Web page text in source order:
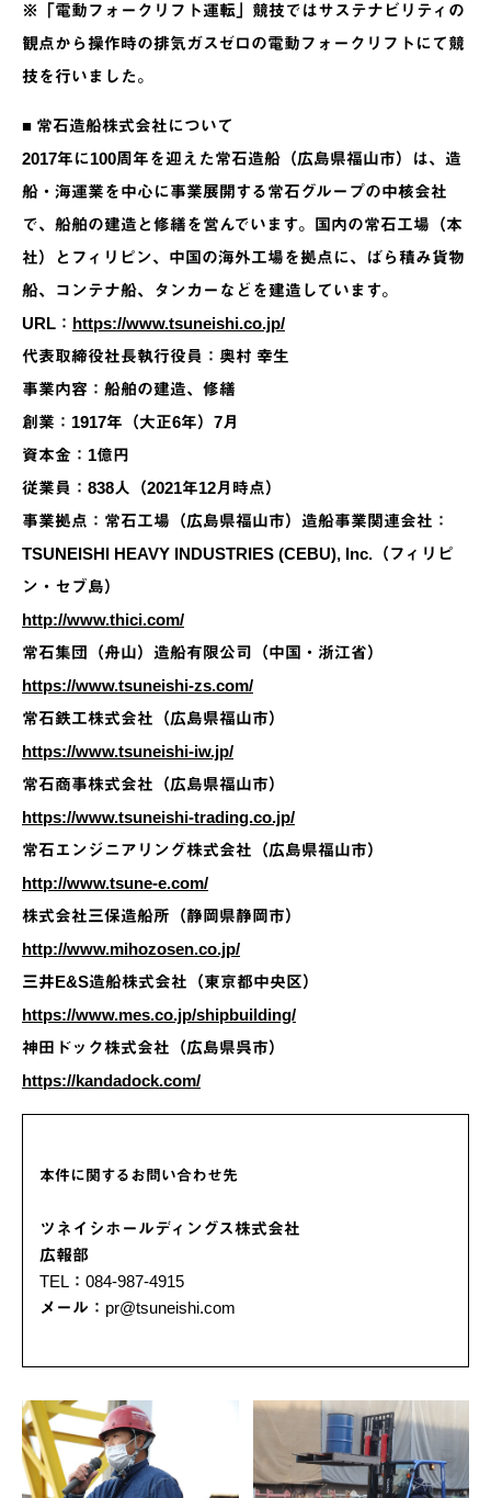
※「電動フォークリフト運転」競技ではサステナビリティの
観点から操作時の排気ガスゼロの電動フォークリフトにて競
技を行いました。
■ 常石造船株式会社について
2017年に100周年を迎えた常石造船（広島県福山市）は、造
船・海運業を中心に事業展開する常石グループの中核会社
で、船舶の建造と修繕を営んでいます。国内の常石工場（本
社）とフィリピン、中国の海外工場を拠点に、ばら積み貨物
船、コンテナ船、タンカーなどを建造しています。
URL： https://www.tsuneishi.co.jp/
代表取締役社長執行役員：奥村 幸生
事業内容：船舶の建造、修繕
創業：1917年（大正6年）7月
資本金：1億円
従業員：838人（2021年12月時点）
事業拠点：常石工場（広島県福山市）造船事業関連会社：
TSUNEISHI HEAVY INDUSTRIES (CEBU), Inc.（フィリピ
ン・セブ島）
http://www.thici.com/
常石集団（舟山）造船有限公司（中国・浙江省）
https://www.tsuneishi-zs.com/
常石鉄工株式会社（広島県福山市）
https://www.tsuneishi-iw.jp/
常石商事株式会社（広島県福山市）
https://www.tsuneishi-trading.co.jp/
常石エンジニアリング株式会社（広島県福山市）
http://www.tsune-e.com/
株式会社三保造船所（静岡県静岡市）
http://www.mihozosen.co.jp/
三井E&S造船株式会社（東京都中央区）
https://www.mes.co.jp/shipbuilding/
神田ドック株式会社（広島県呉市）
https://kandadock.com/
本件に関するお問い合わせ先
ツネイシホールディングス株式会社
広報部
TEL：084-987-4915
メール：pr@tsuneishi.com